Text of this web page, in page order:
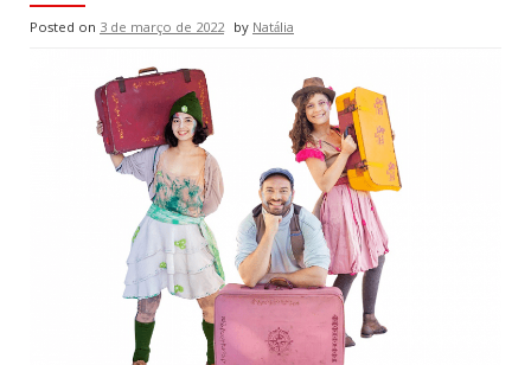
Posted on 3 de março de 2022 byNatália